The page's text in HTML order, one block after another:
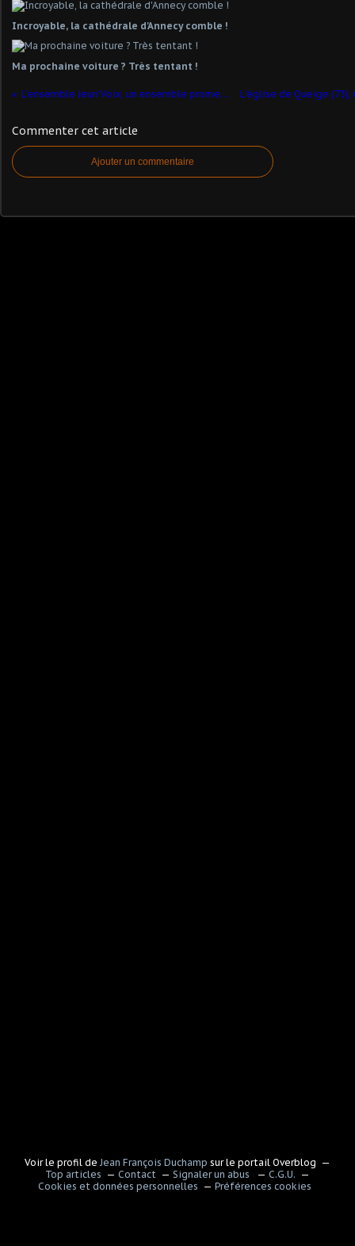
Incroyable, la cathédrale d'Annecy comble !
Ma prochaine voiture ? Très tentant !
L'ensemble Jeun'Voix, un ensemble prometteur
Commenter cet article
Ajouter un commentaire
Voir le profil de Jean François Duchamp sur le portail Overblog
Top articles
Contact Signaler un abus
C.G.U.
Cookies et données personnelles
Préférences cookies